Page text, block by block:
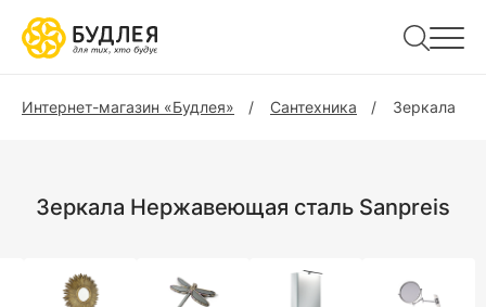
Интернет-магазин «Будлея» Сантехника Зеркала
Зеркала Нержавеющая сталь Sanpreis